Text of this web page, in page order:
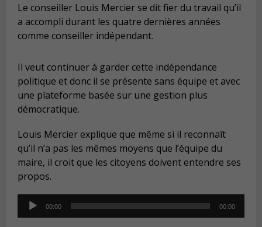
Le conseiller Louis Mercier se dit fier du travail qu’il
a accompli durant les quatre dernières années
comme conseiller indépendant.
Il veut continuer à garder cette indépendance
politique et donc il se présente sans équipe et avec
une plateforme basée sur une gestion plus
démocratique.
Louis Mercier explique que même si il reconnaît
qu’il n’a pas les mêmes moyens que l’équipe du
maire, il croit que les citoyens doivent entendre ses
propos.
Audio
Player
00:00 00:00